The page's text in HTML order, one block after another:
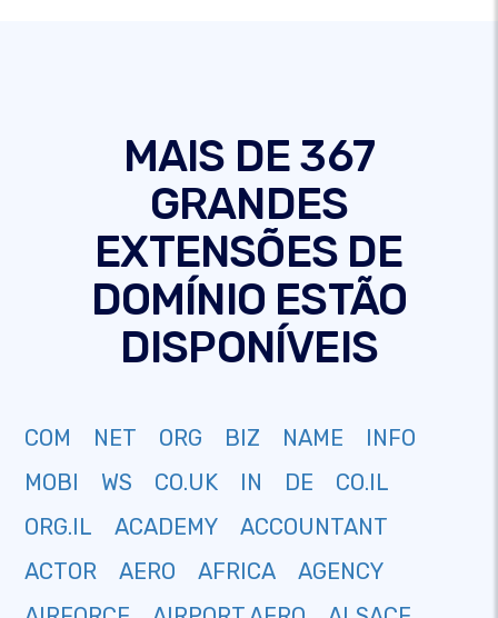
MAIS DE 367
GRANDES
EXTENSÕES DE
DOMÍNIO ESTÃO
DISPONÍVEIS
COM NET ORG BIZ NAME
INFO
MOBI
WS CO.UK IN DE
CO.IL
ORG.IL
ACADEMY
ACCOUNTANT
ACTOR
AERO AFRICA
AGENCY